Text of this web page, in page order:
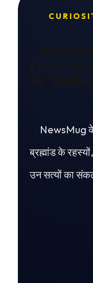
NewsMug
ब्रह्मांड के
उन सत्यों का